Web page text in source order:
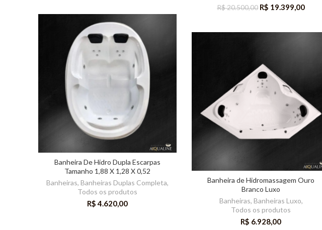
R$20.500,00 R$ 19.399,00
Banheira De Hidro Dupla Escarpas
Tamanho 1,88 X 1,28 X 0,52
Banheiras, Banheiras Duplas Completa,
Todos os produtos
R$4.620,00
Banheira de Hidromassagem Ouro
Branco Luxo
Banheiras, Banheiras Luxo,
Todos os produtos
R$ 6.928,00